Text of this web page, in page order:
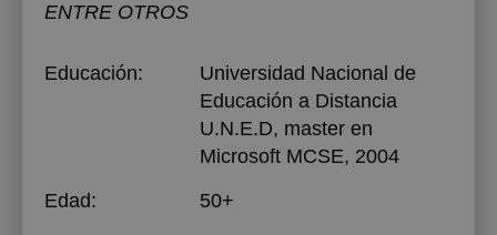
ENTRE OTROS
Educación:
Universidad Nacional de
Educación a Distancia
U.N.E.D, master en
Microsoft MCSE, 2004
Edad:
50+